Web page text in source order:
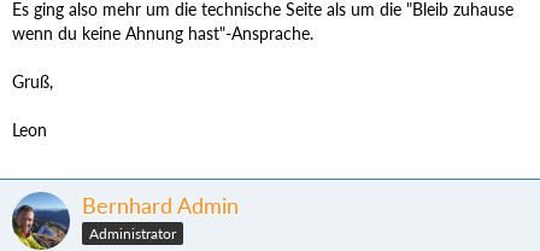
Es ging also mehr um die technische Seite als um die "Bleib zuhause
wenn du keine Ahnung hast"-Ansprache.
Gruß,
Leon
Bernhard Admin
Administrator